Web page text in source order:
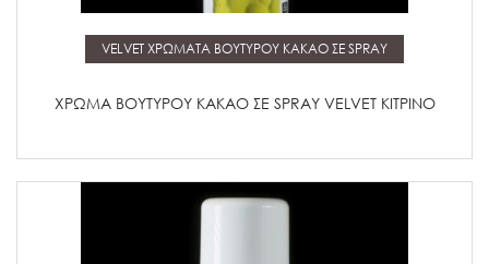
Μάθετε περισσότερα
VELVET ΧΡΩΜΑΤΑ ΒΟΥΤΥΡΟΥ ΚΑΚΑΟ ΣΕ SPRAY
ΧΡΩΜΑ ΒΟΥΤΥΡΟΥ ΚΑΚΑΟ ΣΕ SPRAY VELVET ΚΙΤΡΙΝΟ